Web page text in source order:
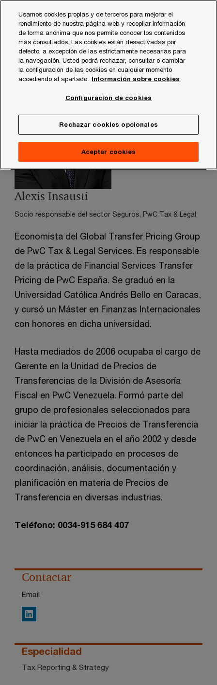
content
footer
contacts
Alexis Insausti
Socio responsable del sector Seguros, PwC Tax & Legal
Economista del Global Transfer Pricing Group
de PwC Tax & Legal Services. Es responsable
de la práctica de Financial Services Transfer
Pricing de PwC España. Se graduó en la
Universidad Católica Andrés Bello en Caracas,
y cursó un Máster en Finanzas Internacionales
con honores en dicha universidad.
Hasta mediados de 2006 ocupaba el cargo de
Gerente en la Unidad de Precios de
Transferencias de la División de Asesoría
Fiscal en PwC Venezuela. Formó parte del
grupo de profesionales seleccionados para
iniciar la práctica de Precios de Transferencia
de PwC en Venezuela en el año 2002 y desde
entonces ha participado en procesos de
coordinación, análisis, documentación y
planificación en materia de Precios de
Transferencia en diversas industrias.
Teléfono: 0034-915 684 407
Contactar
Email
LinkedIn
Especialidad
Tax Reporting & Strategy
Usamos cookies propias y de terceros para mejorar el
rendimiento de nuestra página web y recopilar información
de forma anónima que nos permite conocer los contenidos
más consultados. Las cookies están desactivadas por
defecto, a excepción de las estrictamente necesarias para
la navegación. Usted podrá rechazar, consultar o cambiar
la configuración de las cookies en cualquier momento
accediendo al apartado
Información sobre cookies
Configuración de cookies
Rechazar cookies opcionales
Aceptar cookies